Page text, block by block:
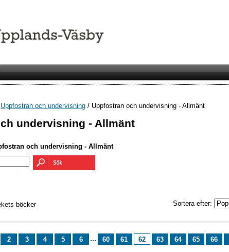
Uppfostran och undervisning / Uppfostran och undervisning - Allmänt
undervisning - Allmänt
och undervisning - Allmänt
böcker Sortera efter:
2 3 4 5 6 ... 60 61 62 63 64 65 66